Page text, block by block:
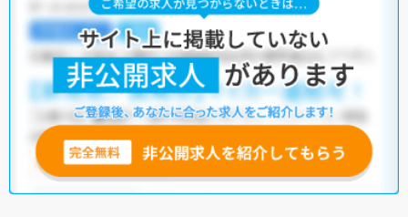
豊前市の理学療法士求人では以下のような条件が人気です。
積極採用中・残業少なめ ・ 正社員(正職員) 病院
他の条件でも人気の求人がございますので、「こだわり条件」から検索
いただくか、お気軽にお問い合わせください。
全国の理学療法士求人から検索いただくことも可能です。
無料転職支援サービス
にお申し込みいただくと、ご希望条件をヒアリン
グした上で求人をご提案いたします。
ご希望条件がまだ定まっていない方は人気の希望条件をピックアップし